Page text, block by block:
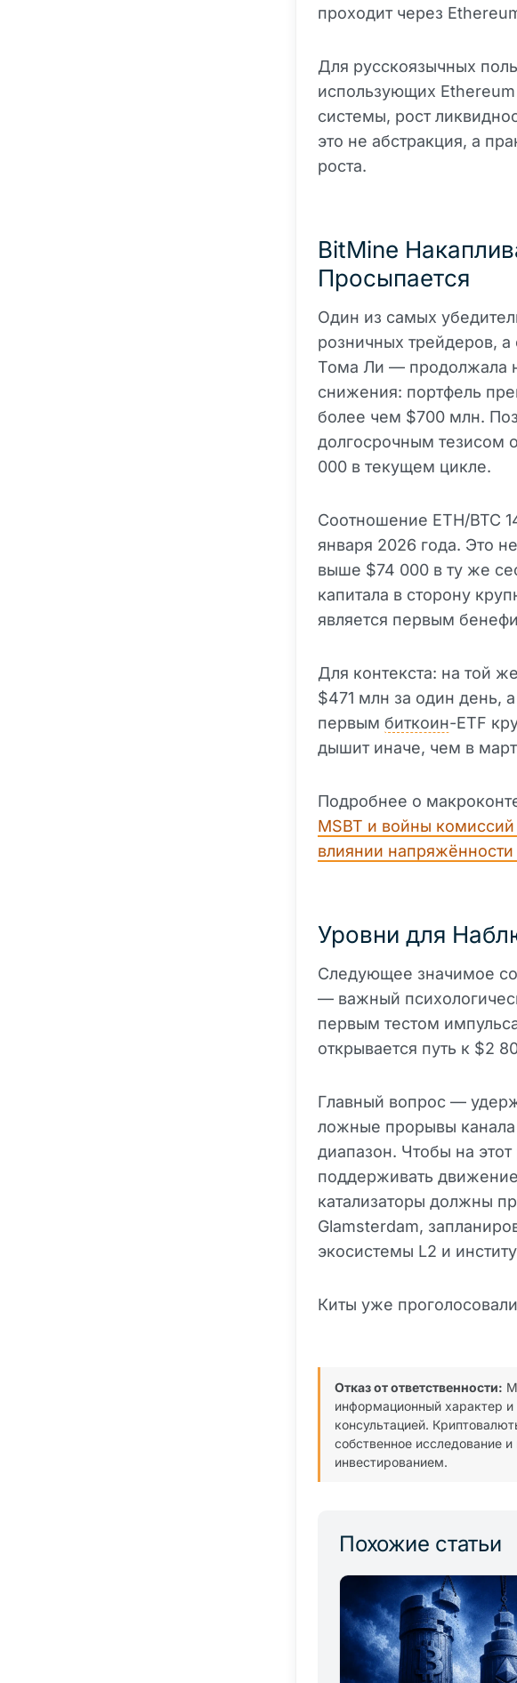
проходит через
Для русскоязычных
использующих
системы, рост
это не абстракция, а
роста.
BitMine
Просыпается
Один из самых
розничных трейдеров,
Тома Ли — продолжала
снижения: портфель
более чем $700 млн.
долгосрочным тезисом
000 в текущем цикле.
Соотношение ETH/BTC
января 2026 года. Это
выше $74 000 в ту же
капитала в сторону
является первым
Для контекста: на той
$471 млн за один день,
первым биткоин-ETF
дышит иначе, чем в
Подробнее о
MSBT и войны
влиянии
Уровни для
Следующее значимое
— важный
первым тестом
открывается путь к $2
Главный вопрос —
ложные прорывы
диапазон. Чтобы на
поддерживать
катализаторы должны
Glamsterdam,
экосистемы L2 и
Киты уже
Отказ от ответственности:
информационный характер и
консультацией.
собственное исследование
инвестированием.
Похожие статьи